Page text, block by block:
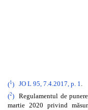
(1 ) JO L 95, 7.4.2017, p. 1.
(2) Regulamentul de
martie 2020 privind